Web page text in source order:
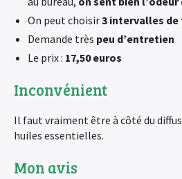
On peut choisir3 intervalles
Demande très peu d’entretien
Le prix : 17,50 euros
Inconvénient
Il faut vraiment être à côté du
huiles essentielles.
Mon avis